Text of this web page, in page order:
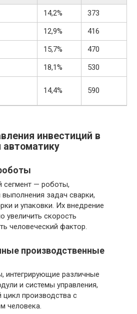
14,2%
373
12,9%
416
15,7%
470
18,1%
530
14,4% 590
инвестиций в
автоматику
сегмент — роботы,
задач сварки,
и упаковки. Их внедрение
увеличить скорость
человеческий фактор.
производственные
интегрирующие различные
и системы управления,
производства с
человека.